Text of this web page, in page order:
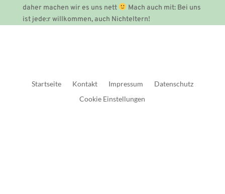
daher machen wir es uns nett
Mach auch mit: Bei uns
ist jede:r willkommen, auch Nichteltern!
Startseite Kontakt Impressum
Datenschutz
Cookie Einstellungen